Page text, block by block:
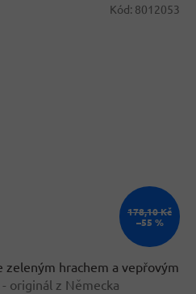
178,10 Kč
–55 %
hrachem a vepřovým
- originál z Německa
Kód: 8012053